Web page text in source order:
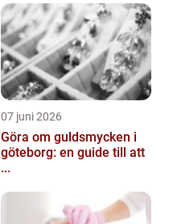
07 juni 2026
Göra om guldsmycken i
göteborg: en guide till att
...